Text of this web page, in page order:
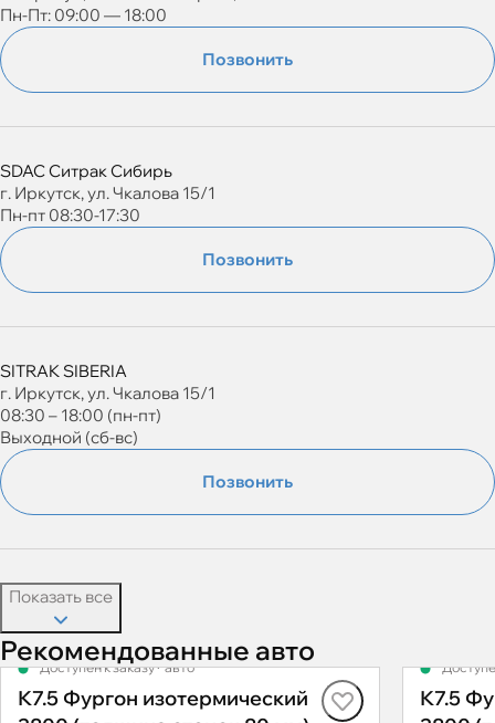
Пн-Пт: 09:00 — 18:00
Позвонить
SDAC Ситрак Сибирь
г. Иркутск, ул. Чкалова 15/1
Пн-пт 08:30-17:30
Позвонить
SITRAK SIBERIA
г. Иркутск, ул. Чкалова 15/1
08:30 – 18:00 (пн-пт)
Выходной (сб-вс)
Позвонить
Показать все
Рекомендованные авто
Доступен к заказу·авто
К7.5 Фургон изотермический
К7.5